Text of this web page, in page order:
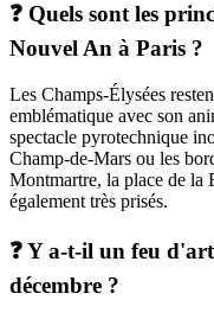
❓ Quels sont les
Nouvel An à Paris ?
Les Champs-Élysées
emblématique avec son
spectacle pyrotechnique
Champ-de-Mars ou les
Montmartre, la place de la
également très prisés.
❓ Y a-t-il un feu
décembre ?